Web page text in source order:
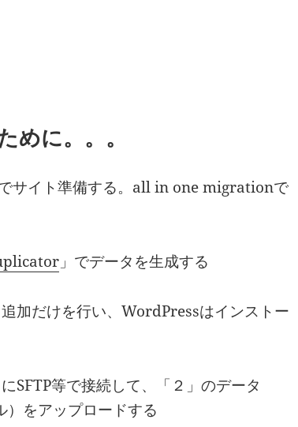
に。。。
サイト準備する。all in one migrationで
」でデータを生成する
加だけを行い、WordPressはインストー
SFTP等で接続して、「２」のデータ
をアップロードする